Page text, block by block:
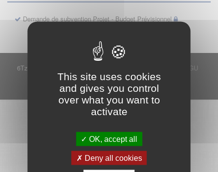
Demande de subvention Projet - Budget Prévisionnel
6Tzen ©2015 - Tous droits réservés
CGU
Plan du site
FAQ
Contact
Ce service est proposé par6Tzen
This site uses cookies
and gives you control
over what you want to
activate
OK, accept all
Deny all cookies